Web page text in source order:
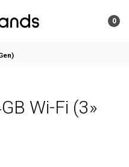
0
Wi-Fi (3»